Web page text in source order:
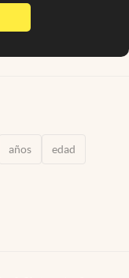
en nueva pestaña
años edad